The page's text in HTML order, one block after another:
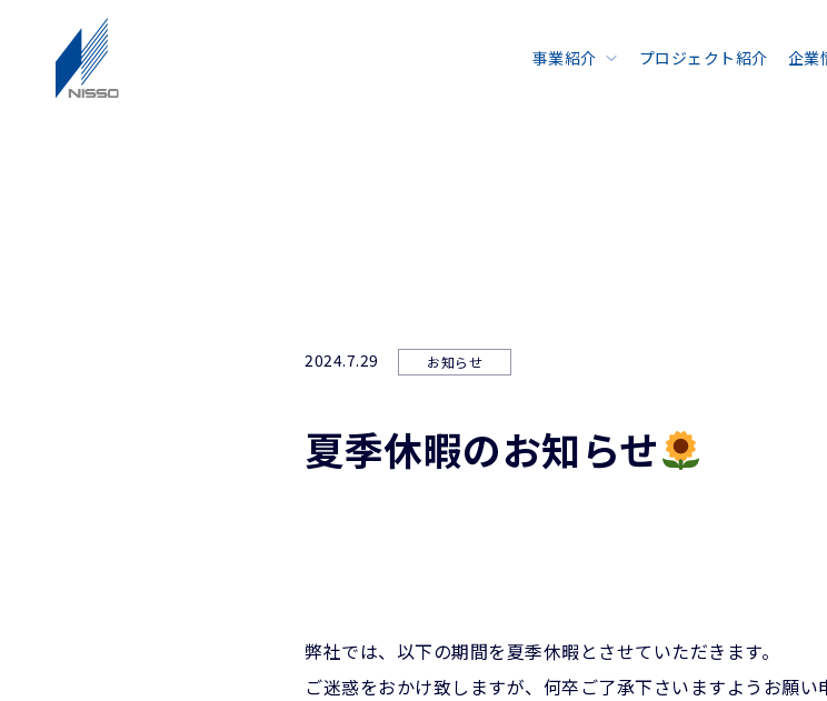
事業紹介 プロジェクト紹介 企業
2024.7.29 お知らせ
夏季休暇のお知らせ
弊社では、以下の期間を夏季休暇とさせていただきます。
ご迷惑をおかけ致しますが、何卒ご了承下さいますようお願い